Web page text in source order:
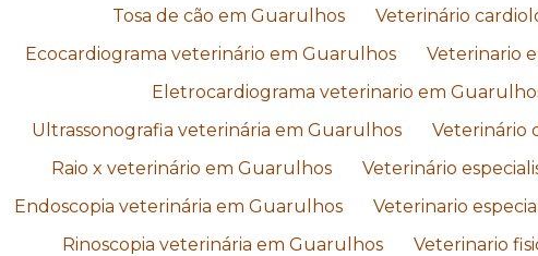
Tosa de cão em Guarulhos
Veterinário
Ecocardiograma veterinário em Guarulhos
Veterinario
Eletrocardiograma veterinario em
Ultrassonografia veterinária em Guarulhos
Veterinário
Raio x veterinário em Guarulhos
Veterinário
Endoscopia veterinária em Guarulhos
Veterinario
Rinoscopia veterinária em Guarulhos
Veterinario